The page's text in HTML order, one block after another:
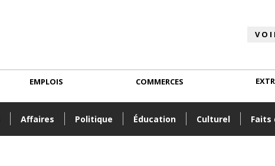
Affaires Politique Éducation Culturel Faits
EMPLOIS COMMERCES